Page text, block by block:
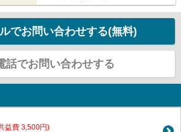
でお問い合わせする(無料)
話でお問い合わせする
益費 3,500円)